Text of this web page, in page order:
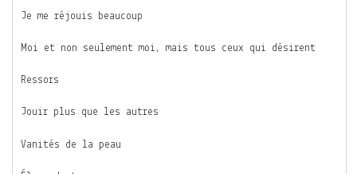
Je me réjouis beaucoup
Moi et non seulement moi, mais tous ceux qui désirent
Ressors
Jouir plus que les autres
Vanités de la peau